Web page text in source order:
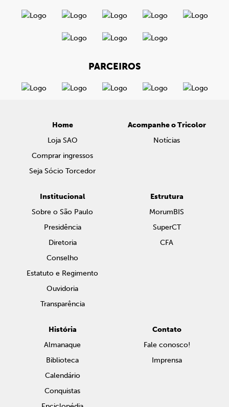
PARCEIROS
Home
Loja SAO
Comprar ingressos
Seja Sócio Torcedor
Acompanhe o Tricolor
Notícias
Institucional
Sobre o São Paulo
Presidência
Diretoria
Conselho
Estatuto e Regimento
Ouvidoria
Transparência
Estrutura
MorumBIS
SuperCT
CFA
História
Almanaque
Biblioteca
Calendário
Conquistas
Contato
Fale conosco!
Imprensa